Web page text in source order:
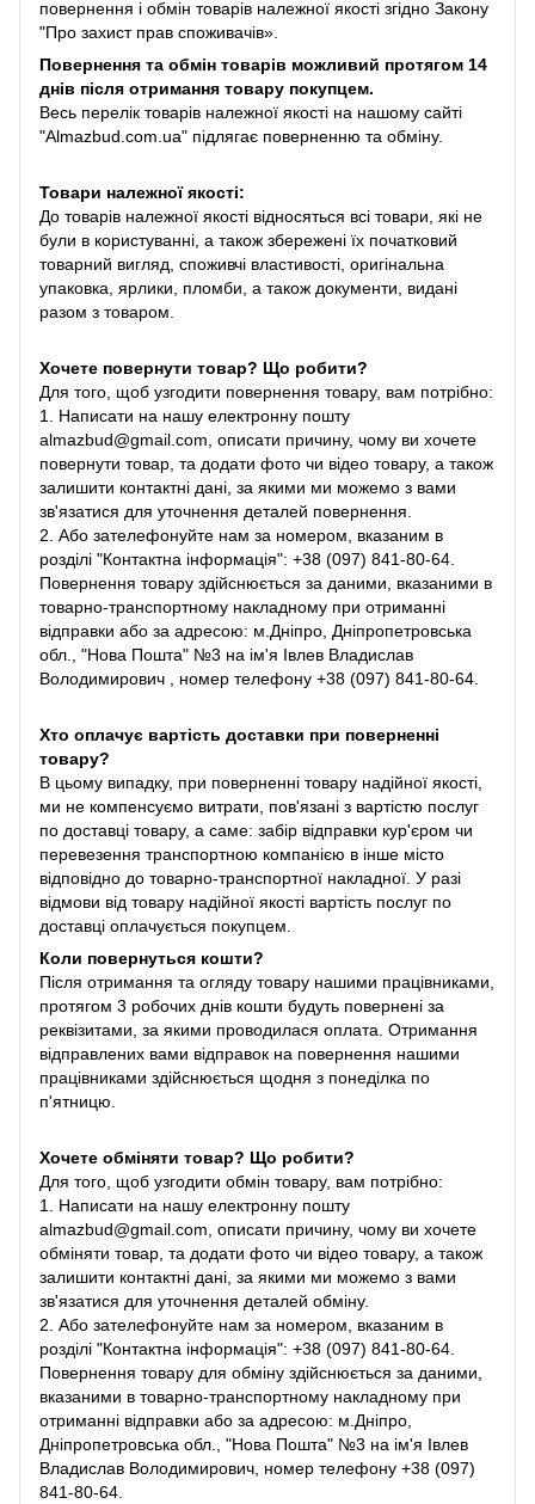
повернення і обмін товарів належної якості згідно Закону
"Про захист прав споживачів».
Повернення та обмін товарів можливий протягом 14
днів після отримання товару покупцем.
Весь перелік товарів належної якості на нашому сайті
"Almazbud.com.ua" підлягає поверненню та обміну.
Товари належної якості:
До товарів належної якості відносяться всі товари, які не
були в користуванні, а також збережені їх початковий
товарний вигляд, споживчі властивості, оригінальна
упаковка, ярлики, пломби, а також документи, видані
разом з товаром.
Хочете повернути товар? Що робити?
Для того, щоб узгодити повернення товару, вам потрібно:
1. Написати на нашу електронну пошту
almazbud@gmail.com, описати причину, чому ви хочете
повернути товар, та додати фото чи відео товару, а також
залишити контактні дані, за якими ми можемо з вами
зв'язатися для уточнення деталей повернення.
2. Або зателефонуйте нам за номером, вказаним в
розділі "Контактна інформація": +38 (097) 841-80-64.
Повернення товару здійснюється за даними, вказаними в
товарно-транспортному накладному при отриманні
відправки або за адресою: м.Дніпро, Дніпропетровська
обл., "Нова Пошта" №3 на ім'я Івлев Владислав
Володимирович , номер телефону +38 (097) 841-80-64.
Хто оплачує вартість доставки при поверненні
товару?
В цьому випадку, при поверненні товару надійної якості,
ми не компенсуємо витрати, пов'язані з вартістю послуг
по доставці товару, а саме: забір відправки кур'єром чи
перевезення транспортною компанією в інше місто
відповідно до товарно-транспортної накладної. У разі
відмови від товару надійної якості вартість послуг по
доставці оплачується покупцем.
Коли повернуться кошти?
Після отримання та огляду товару нашими працівниками,
протягом 3 робочих днів кошти будуть повернені за
реквізитами, за якими проводилася оплата. Отримання
відправлених вами відправок на повернення нашими
працівниками здійснюється щодня з понеділка по
п'ятницю.
Хочете обміняти товар? Що робити?
Для того, щоб узгодити обмін товару, вам потрібно:
1. Написати на нашу електронну пошту
almazbud@gmail.com, описати причину, чому ви хочете
обміняти товар, та додати фото чи відео товару, а також
залишити контактні дані, за якими ми можемо з вами
зв'язатися для уточнення деталей обміну.
2. Або зателефонуйте нам за номером, вказаним в
розділі "Контактна інформація": +38 (097) 841-80-64.
Повернення товару для обміну здійснюється за даними,
вказаними в товарно-транспортному накладному при
отриманні відправки або за адресою: м.Дніпро,
Дніпропетровська обл., "Нова Пошта" №3 на ім'я Івлев
Владислав Володимирович, номер телефону +38 (097)
841-80-64.